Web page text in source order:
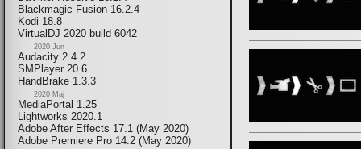
Blackmagic Fusion 16.2.4
Kodi 18.8
VirtualDJ 2020 build 6042
2020 Jun
Audacity 2.4.2
SMPlayer 20.6
HandBrake 1.3.3
2020 Maj
MediaPortal 1.25
Lightworks 2020.1
Adobe After Effects 17.1 (May 2020)
Adobe Premiere Pro 14.2 (May 2020)